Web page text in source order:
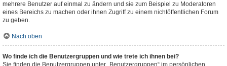
mehrere Benutzer auf einmal zu ändern und sie zum Beispiel zu Moderatoren
eines Bereichs zu machen oder ihnen Zugriff zu einem nichtöffentlichen Forum
zu geben.
Nach oben
Wo finde ich die Benutzergruppen und wie trete ich ihnen bei?
Sie finden die Benutzergruppen unter „Benutzergruppen“ im persönlichen